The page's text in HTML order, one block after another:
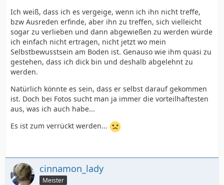
Ich weiß, dass ich es vergeige, wenn ich ihn nicht treffe,
bzw Ausreden erfinde, aber ihn zu treffen, sich vielleicht
sogar zu verlieben und dann abgewießen zu werden würde
ich einfach nicht ertragen, nicht jetzt wo mein
Selbstbewusstsein am Boden ist. Genauso wie ihm quasi zu
gestehen, dass ich dick bin und deshalb abgelehnt zu
werden.
Natürlich könnte es sein, dass er selbst darauf gekommen
ist. Doch bei Fotos sucht man ja immer die vorteilhaftesten
aus, was ich auch habe...
Es ist zum verrückt werden...
cinnamon_lady
Meister